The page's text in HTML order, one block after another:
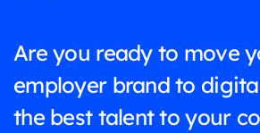
Are you ready to move
employer brand to
the best talent to your